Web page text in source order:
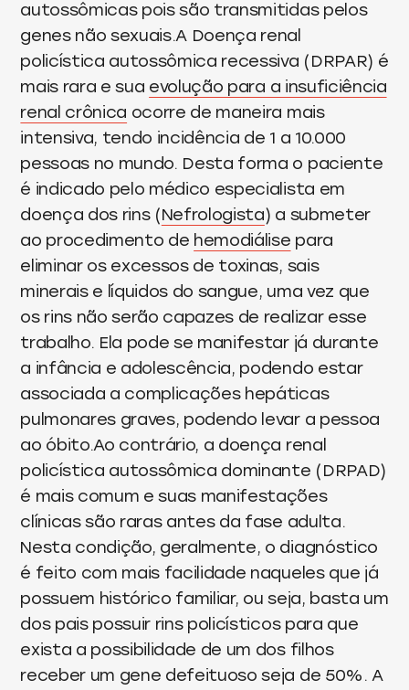
autossômicas pois são transmitidas pelos
genes não sexuais.A Doença renal
policística autossômica recessiva (DRPAR) é
mais rara e sua evolução para a insuficiência
renal crônica ocorre de maneira mais
intensiva, tendo incidência de 1 a 10.000
pessoas no mundo. Desta forma o paciente
é indicado pelo médico especialista em
doença dos rins (Nefrologista) a submeter
ao procedimento de hemodiálise para
eliminar os excessos de toxinas, sais
minerais e líquidos do sangue, uma vez que
os rins não serão capazes de realizar esse
trabalho. Ela pode se manifestar já durante
a infância e adolescência, podendo estar
associada a complicações hepáticas
pulmonares graves, podendo levar a pessoa
ao óbito.Ao contrário, a doença renal
policística autossômica dominante (DRPAD)
é mais comum e suas manifestações
clínicas são raras antes da fase adulta.
Nesta condição, geralmente, o diagnóstico
é feito com mais facilidade naqueles que já
possuem histórico familiar, ou seja, basta um
dos pais possuir rins policísticos para que
exista a possibilidade de um dos filhos
receber um gene defeituoso seja de 50%. A